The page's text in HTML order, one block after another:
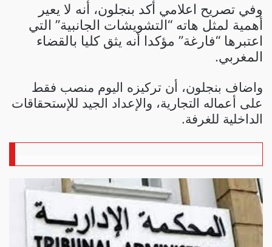
وفي تصريح اعلامي أكد بنجلون، أنه لا يعير
أهمية لمثل هاته “التشويشات الجانبية” التي
اعتبرها “فارغة” مؤكدا أنه يثق كليا بالقضاء
المغربي.
واضاف بنجلون، أن تركيزه اليوم منصب فقط
على أعماله التجارية، والإعداد الجيد للإستحقاقات
الداخلية للغرفة.